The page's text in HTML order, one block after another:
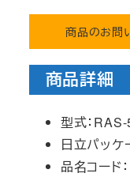
商品のお問
商品詳細
型式：
日立パッケ
品名コード